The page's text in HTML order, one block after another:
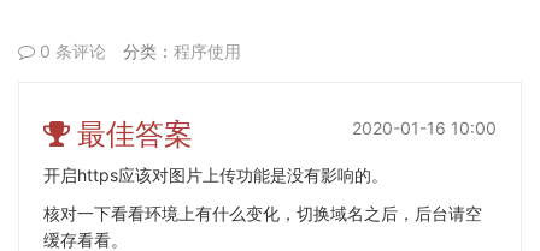
0 条评论 分类： 程序使用
最佳答案 2020-01-16 10:00
开启https应该对图片上传功能是没有影响的。
核对一下看看环境上有什么变化，切换域名之后，后台请空
缓存看看。